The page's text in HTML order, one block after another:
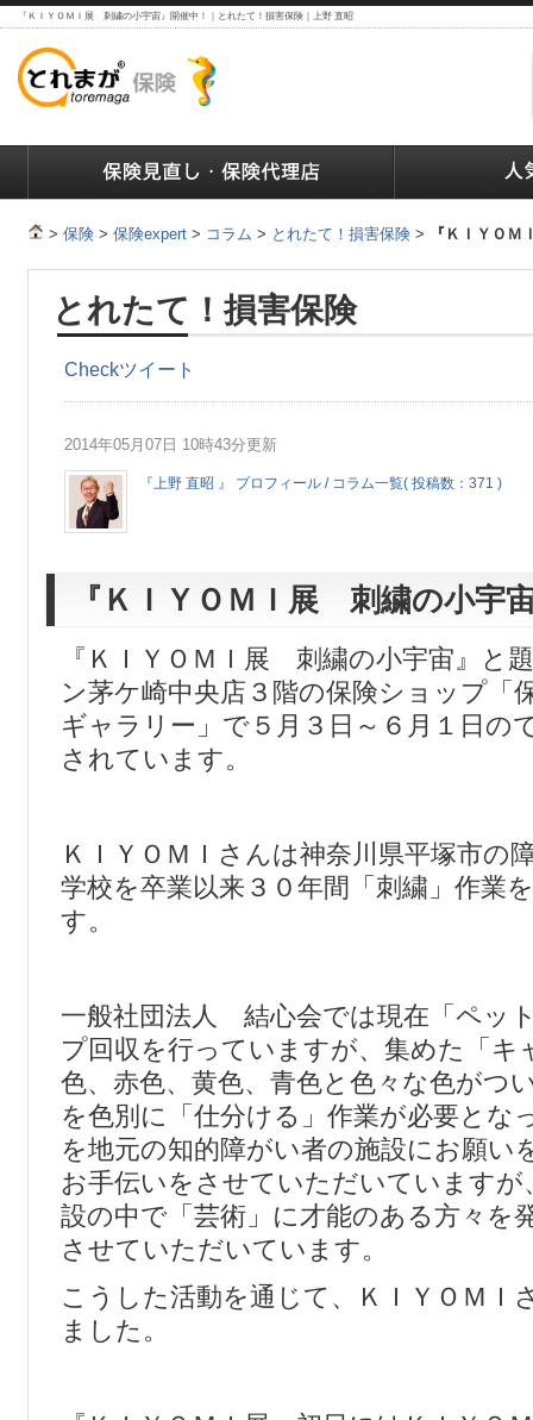
『ＫＩＹＯＭＩ展 刺繍の小宇宙』開催中！｜とれたて！損害保険｜上野 直昭
> 保険 > 保険expert > コラム > とれたて！損害保険 > 『ＫＩＹＯ
とれたて！損害保険
Checkツイート
2014年05月07日 10時43分更新
『上野 直昭 』 プロフィール / コラム一覧( 投稿数：371 )
『ＫＩＹＯＭＩ展 刺繍の小宇
『ＫＩＹＯＭＩ展 刺繍の小宇宙』と
ン茅ケ崎中央店３階の保険ショップ「
ギャラリー」で５月３日～６月１日の
されています。
ＫＩＹＯＭＩさんは神奈川県平塚市の
学校を卒業以来３０年間「刺繍」作業
す。
一般社団法人 結心会では現在「ペッ
プ回収を行っていますが、集めた「キ
色、赤色、黄色、青色と色々な色がつ
を色別に「仕分ける」作業が必要とな
を地元の知的障がい者の施設にお願い
お手伝いをさせていただいていますが
設の中で「芸術」に才能のある方々を
させていただいています。
こうした活動を通じて、ＫＩＹＯＭＩ
ました。